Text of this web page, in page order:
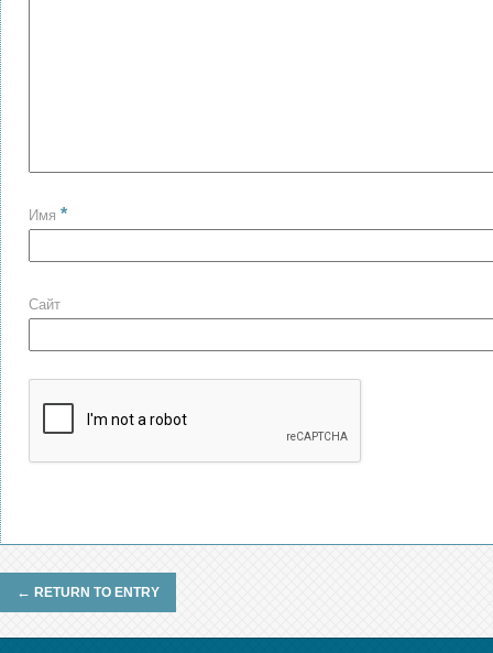
Имя *
Сайт
← RETURN TO ENTRY